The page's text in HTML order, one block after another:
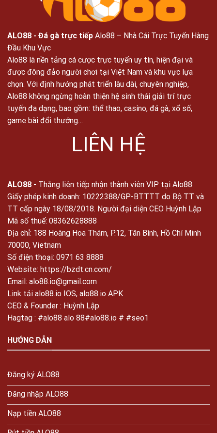
ALO88 - Đá gà trực tiếp Alo88 – Nhà Cái Trực Tuyến Hàng
Đầu Khu Vực
Alo88 là nền tảng cá cược trực tuyến uy tín, hiện đại và
được đông đảo người chơi tại Việt Nam và khu vực lựa
chọn. Với định hướng phát triển lâu dài, chuyên nghiệp,
Alo88 không ngừng hoàn thiện hệ sinh thái giải trí trực
tuyến đa dạng, bao gồm: thể thao, casino, đá gà, xổ số,
game bài đổi thưởng…
LIÊN HỆ
ALO88 - Thắng liên tiếp nhận thành viên VIP tại Alo88
Giấy phép kinh doanh: 10222388/GP-BTTTT do Bộ TT và
TT cấp ngày 18/08/2018. Người đại diện CEO Huỳnh Lập
Mã số thuế: 08362628888
Địa chỉ: 188 Hoàng Hoa Thám, P.12, Tân Bình, Hồ Chí Minh
70000, Vietnam
Số điện thoại: 0971 63 8888
Website: https://bzdt.cn.com/
Email: alo88.io@gmail.com
Link tải alo88.io IOS, alo88.io APK
CEO & Founder : Huỳnh Lập
Hagtag : #alo88 alo 88#alo88.io # #seo1
HƯỚNG DẪN
Đăng ký ALO88
Đăng nhập ALO88
Nạp tiền ALO88